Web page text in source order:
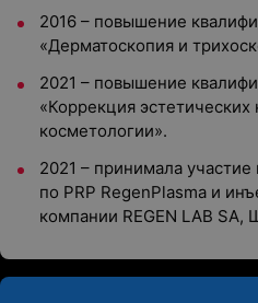
2016 – повышение
«Дерматоскопия и
2021 – повышение
«Коррекция эстетических
косметологии».
2021 – принимала
по PRP RegenPlasma и
компании REGEN LAB SA,